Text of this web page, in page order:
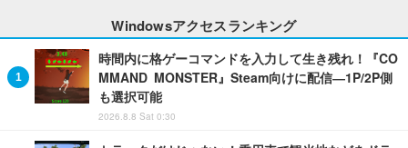
Windowsアクセスランキング
時間内に格ゲーコマンドを入力して生き残れ！『CO
MMAND MONSTER』Steam向けに配信―1P/2P側
も選択可能
2026.8.8 Sat 0:30